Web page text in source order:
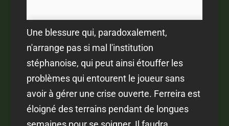
Une blessure qui, paradoxalement,
n'arrange pas si mal l'institution
stéphanoise, qui peut ainsi étouffer les
problèmes qui entourent le joueur sans
avoir à gérer une crise ouverte. Ferreira est
éloigné des terrains pendant de longues